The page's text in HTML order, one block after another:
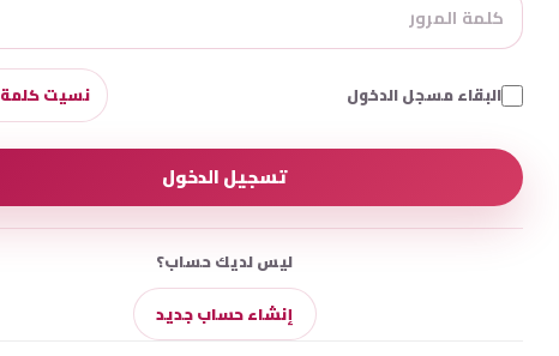
البقاء مسجل الدخول نسيت كلمة
تسجيل الدخول
ليس لديك حساب؟
إنشاء حساب جديد